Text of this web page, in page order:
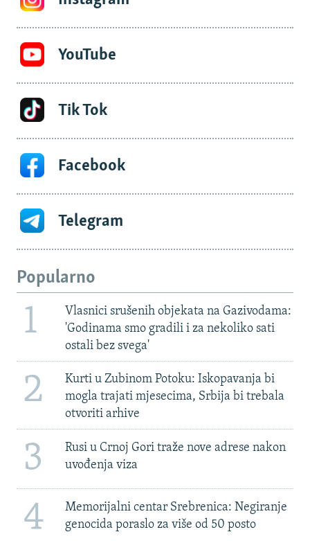
YouTube
Tik Tok
Facebook
Telegram
Popularno
1
Vlasnici srušenih objekata na Gazivodama:
'Godinama smo gradili i za nekoliko sati
ostali bez svega'
2
Kurti u Zubinom Potoku: Iskopavanja bi
mogla trajati mjesecima, Srbija bi trebala
otvoriti arhive
3
Rusi u Crnoj Gori traže nove adrese nakon
uvođenja viza
4
Memorijalni centar Srebrenica: Negiranje
genocida poraslo za više od 50 posto